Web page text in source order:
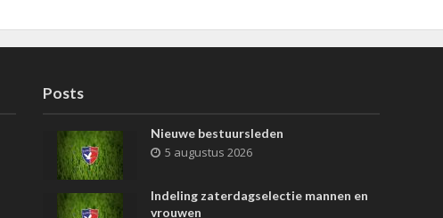
Posts
Nieuwe bestuursleden
5 augustus 2026
Indeling zaterdagselectie mannen en
vrouwen